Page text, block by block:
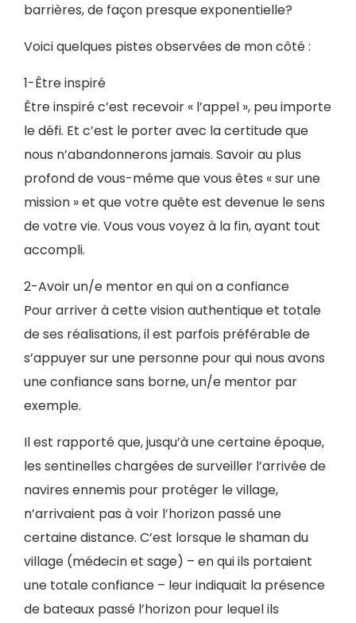
barrières, de façon presque exponentielle?
Voici quelques pistes observées de mon côté :
1-Être inspiré
Être inspiré c’est recevoir « l’appel », peu importe
le défi. Et c’est le porter avec la certitude que
nous n’abandonnerons jamais. Savoir au plus
profond de vous-même que vous êtes « sur une
mission » et que votre quête est devenue le sens
de votre vie. Vous vous voyez à la fin, ayant tout
accompli.
2-Avoir un/e mentor en qui on a confiance
Pour arriver à cette vision authentique et totale
de ses réalisations, il est parfois préférable de
s’appuyer sur une personne pour qui nous avons
une confiance sans borne, un/e mentor par
exemple.
Il est rapporté que, jusqu’à une certaine époque,
les sentinelles chargées de surveiller l’arrivée de
navires ennemis pour protéger le village,
n’arrivaient pas à voir l’horizon passé une
certaine distance. C’est lorsque le shaman du
village (médecin et sage) – en qui ils portaient
une totale confiance – leur indiquait la présence
de bateaux passé l’horizon pour lequel ils